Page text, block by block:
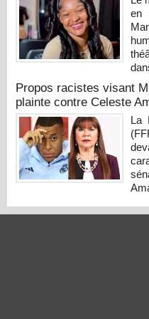
en
Propos racistes visant
plainte contre Celeste
La